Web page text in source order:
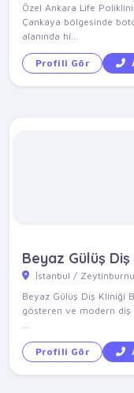
Özel Ankara Life
Çankaya bölgesinde
alanında hi...
Profili Gör
Beyaz Gülüş
İstanbul / Zeytinburnu
Beyaz Gülüş Diş Kliniği
gösteren ve modern diş
...
Profili Gör